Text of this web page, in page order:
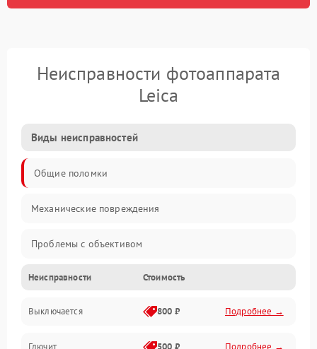
Неисправности фотоаппарата
Leica
Виды неисправностей
Общие поломки
Механические повреждения
Проблемы с объективом
Электронные ошибки
Механические проблемы
Неисправности Стоимость
Выключается 800 ₽ Подробнее →
Глючит 500 ₽ Подробнее →